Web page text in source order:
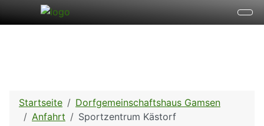
Startseite
Dorfgemeinschaftshaus Gamsen
Anfahrt
Sportzentrum Kästorf